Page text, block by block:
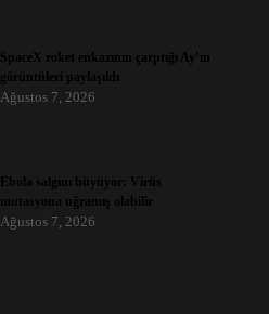
SpaceX roket enkazının çarptığı Ay’ın
görüntüleri paylaşıldı
Ağustos 7, 2026
Ebola salgını büyüyor: Virüs
mutasyona uğramış olabilir
Ağustos 7, 2026